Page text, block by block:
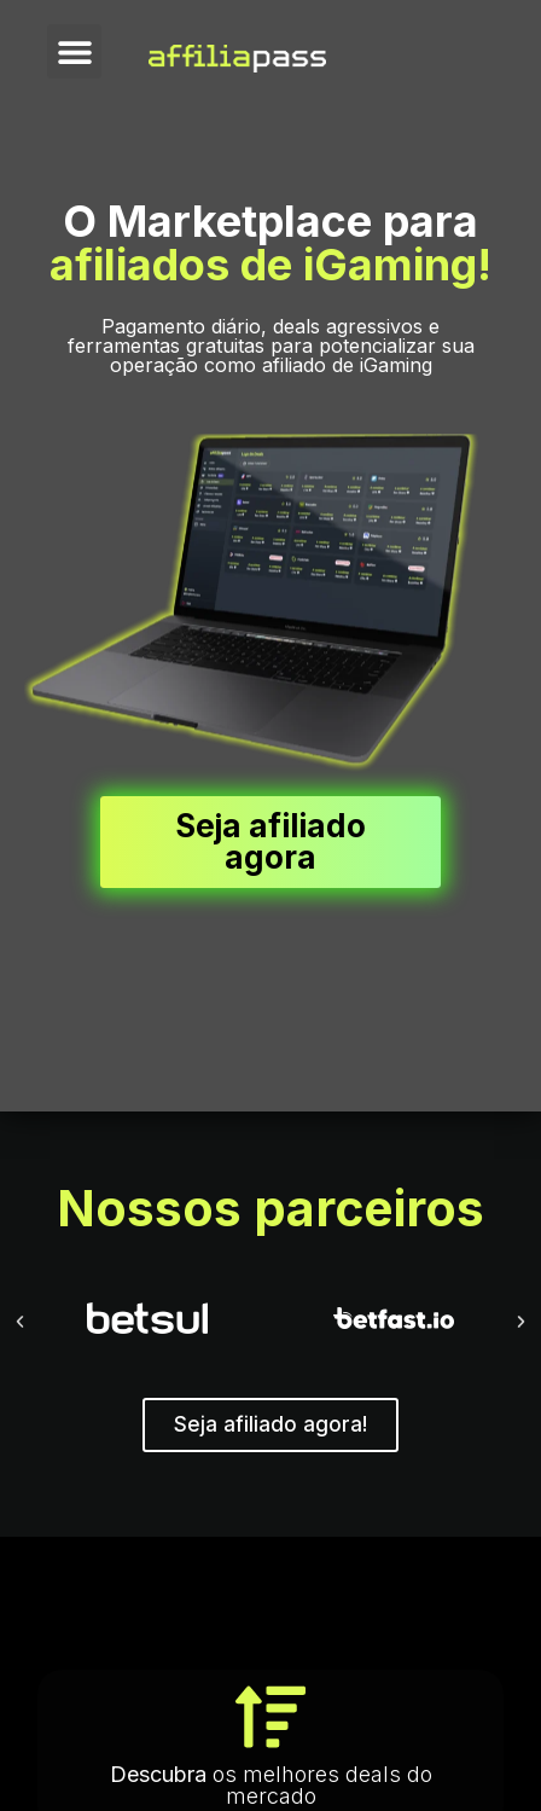
O Marketplace para
afiliados de iGaming!
Pagamento diário, deals agressivos e
ferramentas gratuitas para potencializar sua
operação como afiliado de iGaming
Seja afiliado
agora
Nossos parceiros
Seja afiliado agora!
Descubra os melhores deals do
mercado